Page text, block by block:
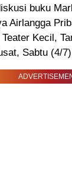
buku
Airlangga
Kecil,
Sabtu (4/